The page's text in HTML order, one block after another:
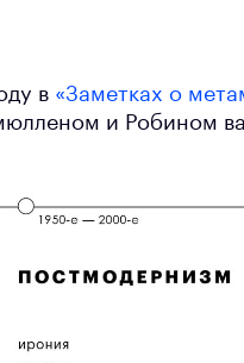
в «Заметках о
и Робином